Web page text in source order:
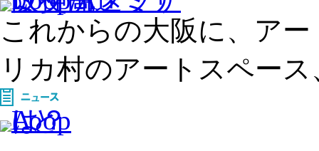
これからの大阪に、ア
リカ村のアートスペース